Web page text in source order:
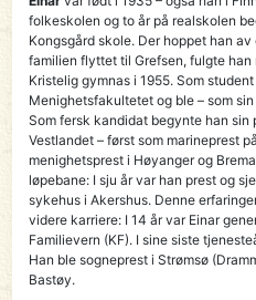
folkeskolen og to år på realskolen
Kongsgård skole. Der hoppet han
familien flyttet til Grefsen, fulgte
Kristelig gymnas i 1955. Som
Menighetsfakultetet og ble – som
Som fersk kandidat begynte han sin
Vestlandet – først som marineprest
menighetsprest i Høyanger og
løpebane: I sju år var han prest og
sykehus i Akershus. Denne
videre karriere: I 14 år var Einar
Familievern (KF). I sine siste
Han ble sogneprest i Strømsø
Bastøy.